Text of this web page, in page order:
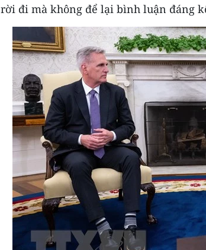
rời đi mà không để lại bình luận đáng